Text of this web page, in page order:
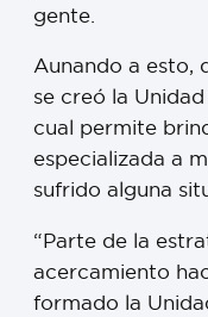
gente.
Aunando a esto,
se creó la
cual permite
especializada a
sufrido alguna
“Parte de la
acercamiento
formado la